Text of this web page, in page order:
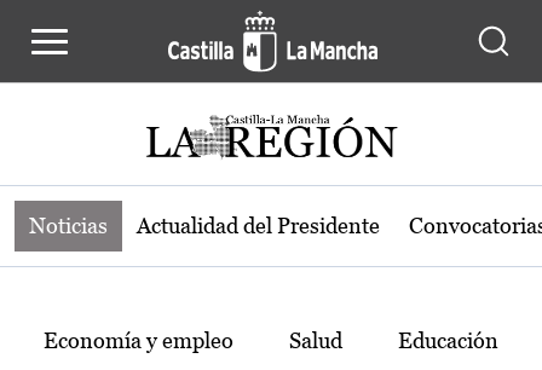
Noticias de la región de Castilla-La
Noticias Actualidad del Presidente
Temas
Economía y empleo Salud Educación